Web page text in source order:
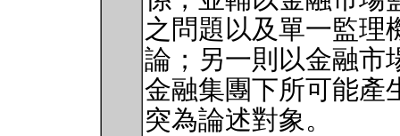
之問題以及單一監理
論；另一則以金融市
金融集團下所可能產
突為論述對象。